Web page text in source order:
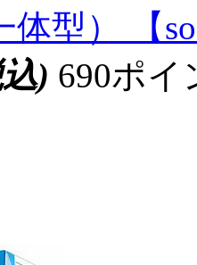
体型） 【
) 690ポ